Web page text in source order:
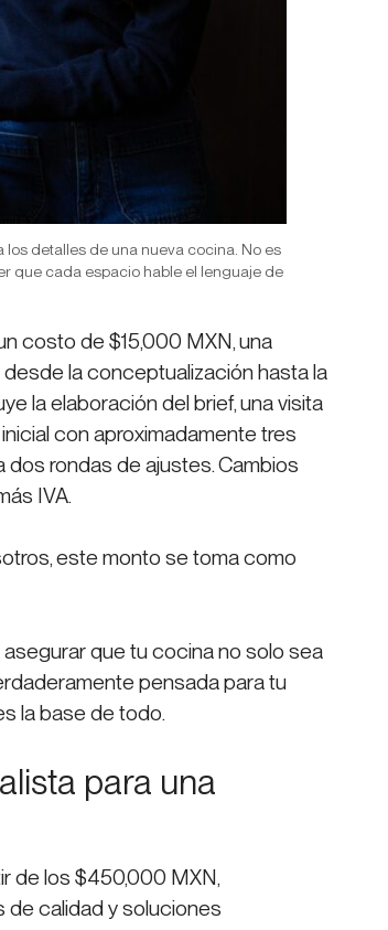
los detalles de una nueva cocina. No es
que cada espacio hable el lenguaje de
costo de $15,000 MXN, una
la conceptualización hasta la
la elaboración del brief, una visita
con aproximadamente tres
rondas de ajustes. Cambios
IVA.
este monto se toma como
que tu cocina no solo sea
pensada para tu
la base de todo.
para una
de los $450,000 MXN,
de calidad y soluciones